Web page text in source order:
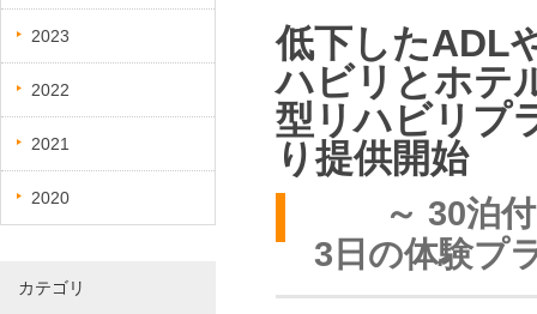
低下したADL
ハビリとホテ
型リハビリプ
り提供開始
～ 30泊付
3日の体験プ
2023
2022
2021
2020
カテゴリ